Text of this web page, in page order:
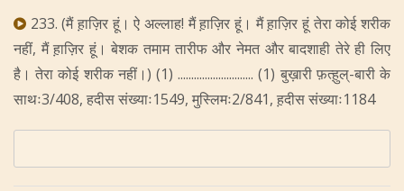
233. (मैं ह़ाज़िर हूं। ऐ अल्लाह! मैं ह़ाज़िर हूं। मैं ह़ाज़िर हूं तेरा कोई शरीक
नहीं, मैं ह़ाज़िर हूं। बेशक तमाम तारीफ और नेमत और बादशाही तेरे ही लिए
है। तेरा कोई शरीक नहीं।) (1) ............................ (1) बुख़ारी फ़त्ह़ुल्-बारी के
साथः3/408, हदीस संख्याः1549, मुस्लिमः2/841, ह़दीस संख्याः1184